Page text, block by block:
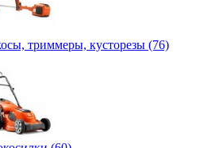
триммеры, кусторезы (76)